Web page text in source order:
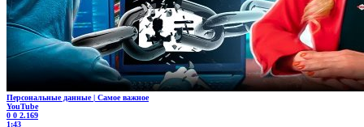
Персональные данные | Самое важное
YouTube
0 0 2.169
1:43